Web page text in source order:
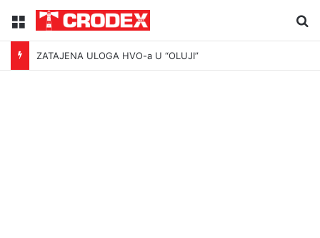
Menu
ZATAJENA ULOGA HVO-a U “OLUJI”